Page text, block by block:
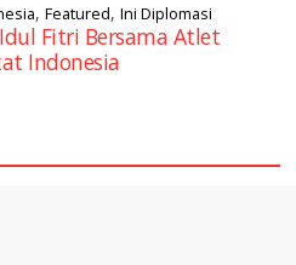
,Featured,Ini Diplomasi
Fitri Bersama Atlet
Indonesia